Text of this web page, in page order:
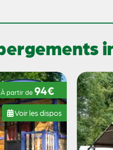
À partir de 94€
Voir les dispos